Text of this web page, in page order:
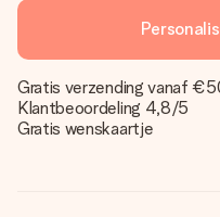
Gratis verzending vanaf
Klantbeoordeling 4,8/5
Gratis wenskaartje